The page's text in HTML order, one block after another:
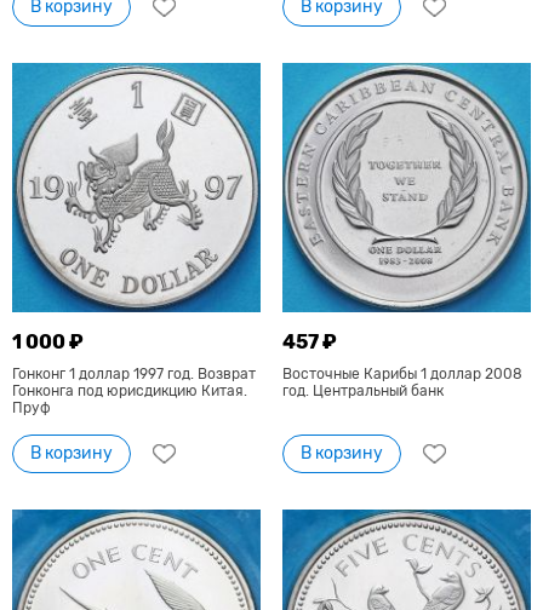
В корзину В корзину
1 000 ₽
Гонконг 1 доллар 1997 год. Возврат
Гонконга под юрисдикцию Китая.
Пруф
В корзину
457 ₽
Восточные Карибы 1 доллар 2008
год. Центральный банк
В корзину